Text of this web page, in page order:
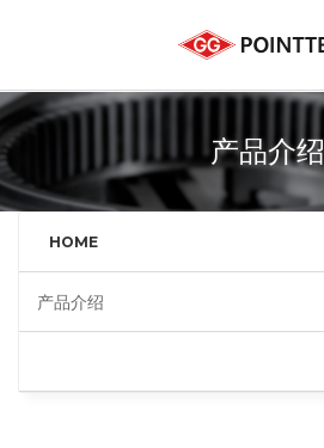
产品介绍
HOME
产品介绍
高性能回转顶尖(BNH)